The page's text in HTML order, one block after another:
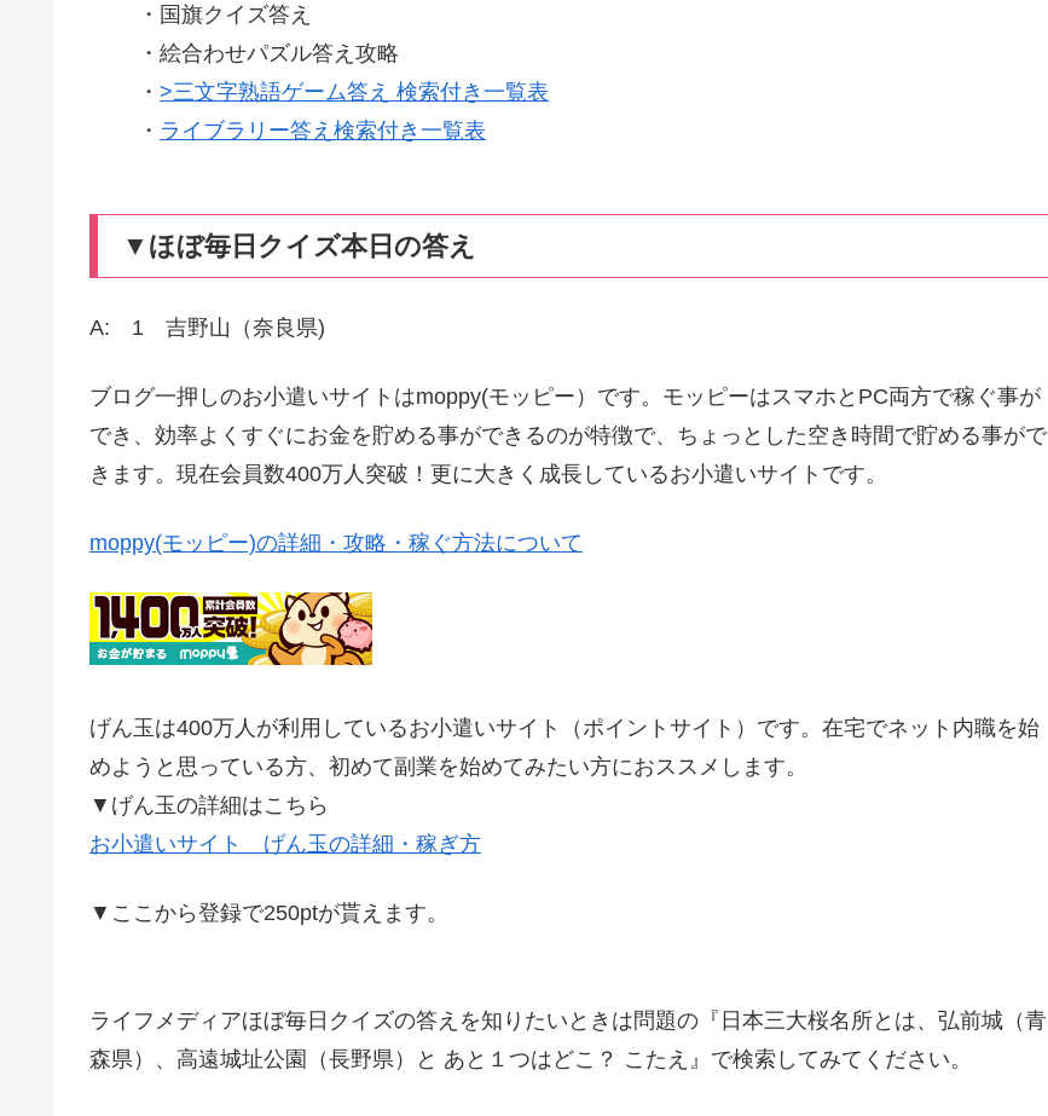
・国旗クイズ答え
・絵合わせパズル答え攻略
・ >三文字熟語ゲーム答え 検索付き一覧表
・ ライブラリー答え検索付き一覧表
▼ほぼ毎日クイズ本日の答え
A: 1 吉野山（奈良県)
ブログ一押しのお小遣いサイトはmoppy(モッピー）です。モッピーはスマホとPC両方で稼ぐ事が
でき、効率よくすぐにお金を貯める事ができるのが特徴で、ちょっとした空き時間で貯める事がで
きます。現在会員数400万人突破！更に大きく成長しているお小遣いサイトです。
moppy(モッピー)の詳細・攻略・稼ぐ方法について
げん玉は400万人が利用しているお小遣いサイト（ポイントサイト）です。在宅でネット内職を始
めようと思っている方、初めて副業を始めてみたい方におススメします。
▼げん玉の詳細はこちら
お小遣いサイト げん玉の詳細・稼ぎ方
▼ここから登録で250ptが貰えます。
ライフメディアほぼ毎日クイズの答えを知りたいときは問題の『日本三大桜名所とは、弘前城（青
森県）、高遠城址公園（長野県）と あと１つはどこ？ こたえ』で検索してみてください。